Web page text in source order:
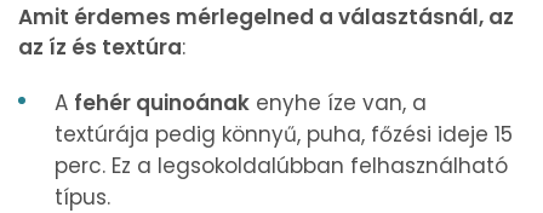
Amit érdemes mérlegelned a választásnál, az
az íz és textúra:
A fehér quinoának enyhe íze van, a
textúrája pedig könnyű, puha, főzési ideje 15
perc. Ez a legsokoldalúbban felhasználható
típus.